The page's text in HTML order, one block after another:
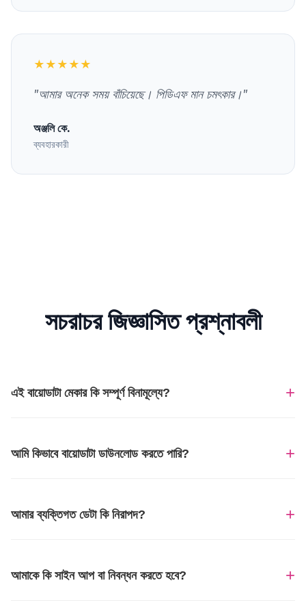
★★★★★
"আমার অনেক সময় বাঁচিয়েছে। পিডিএফ মান চমৎকার।"
অঞ্জলি কে.
ব্যবহারকারী
সচরাচর জিজ্ঞাসিত প্রশ্নাবলী
এই বায়োডাটা মেকার কি সম্পূর্ণ বিনামূল্যে? +
আমি কিভাবে বায়োডাটা ডাউনলোড করতে পারি? +
আমার ব্যক্তিগত ডেটা কি নিরাপদ? +
আমাকে কি সাইন আপ বা নিবন্ধন করতে হবে? +